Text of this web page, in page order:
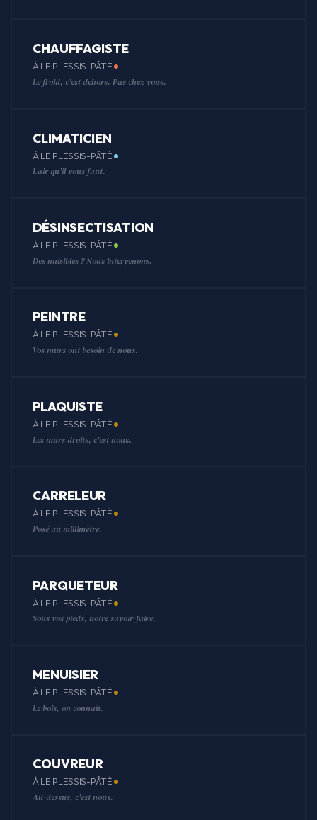
CHAUFFAGISTE
À LE PLESSIS-PÂTÉ
Le froid, c'est dehors. Pas chez vous.
CLIMATICIEN
À LE PLESSIS-PÂTÉ
L'air qu'il vous faut.
DÉSINSECTISATION
À LE PLESSIS-PÂTÉ
Des nuisibles ? Nous intervenons.
PEINTRE
À LE PLESSIS-PÂTÉ
Vos murs ont besoin de nous.
PLAQUISTE
À LE PLESSIS-PÂTÉ
Les murs droits, c'est nous.
CARRELEUR
À LE PLESSIS-PÂTÉ
Posé au millimètre.
PARQUETEUR
À LE PLESSIS-PÂTÉ
Sous vos pieds, notre savoir-faire.
MENUISIER
À LE PLESSIS-PÂTÉ
Le bois, on connaît.
COUVREUR
À LE PLESSIS-PÂTÉ
Au-dessus, c'est nous.